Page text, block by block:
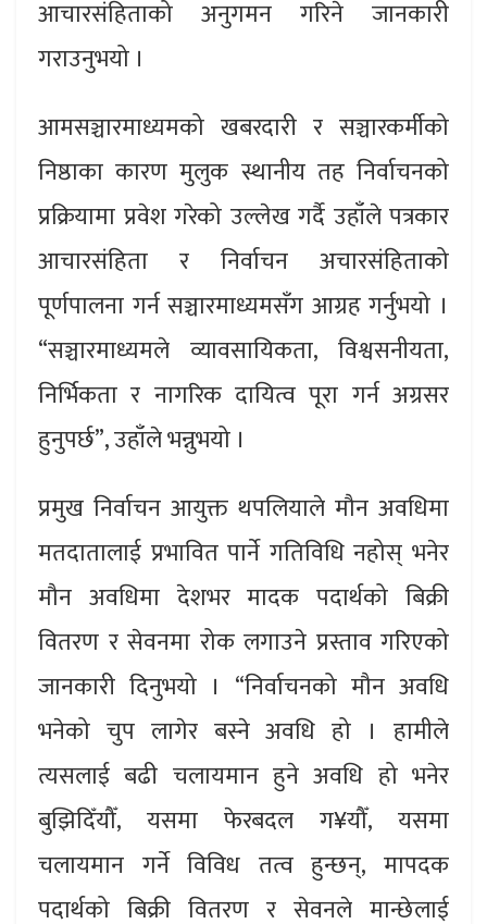
आचारसंहिताको अनुगमन गरिने जानकारी
गराउनुभयो ।
आमसञ्चारमाध्यमको खबरदारी र सञ्चारकर्मीको
निष्ठाका कारण मुलुक स्थानीय तह निर्वाचनको
प्रक्रियामा प्रवेश गरेको उल्लेख गर्दै उहाँले पत्रकार
आचारसंहिता र निर्वाचन अचारसंहिताको
पूर्णपालना गर्न सञ्चारमाध्यमसँग आग्रह गर्नुभयो ।
“सञ्चारमाध्यमले व्यावसायिकता, विश्वसनीयता,
निर्भिकता र नागरिक दायित्व पूरा गर्न अग्रसर
हुनुपर्छ”, उहाँले भन्नुभयो ।
प्रमुख निर्वाचन आयुक्त थपलियाले मौन अवधिमा
मतदातालाई प्रभावित पार्ने गतिविधि नहोस् भनेर
मौन अवधिमा देशभर मादक पदार्थको बिक्री
वितरण र सेवनमा रोक लगाउने प्रस्ताव गरिएको
जानकारी दिनुभयो । “निर्वाचनको मौन अवधि
भनेको चुप लागेर बस्ने अवधि हो । हामीले
त्यसलाई बढी चलायमान हुने अवधि हो भनेर
बुझिदिँयौँ, यसमा फेरबदल ग¥यौँ, यसमा
चलायमान गर्ने विविध तत्व हुन्छन्, मापदक
पदार्थको बिक्री वितरण र सेवनले मान्छेलाई